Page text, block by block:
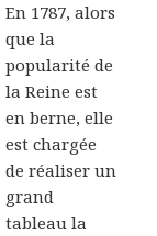
En 1787, alors
que la
popularité de
la Reine est
en berne, elle
est chargée
de réaliser un
grand
tableau la